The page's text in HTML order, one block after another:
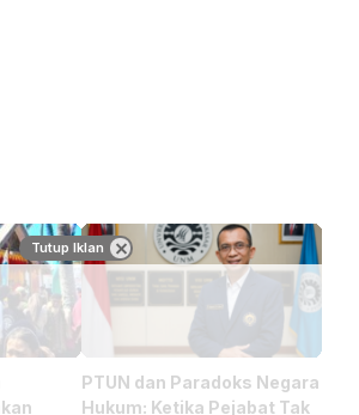
PTUN dan Paradoks Negara
Hukum: Ketika Pejabat Tak
Tutup Iklan